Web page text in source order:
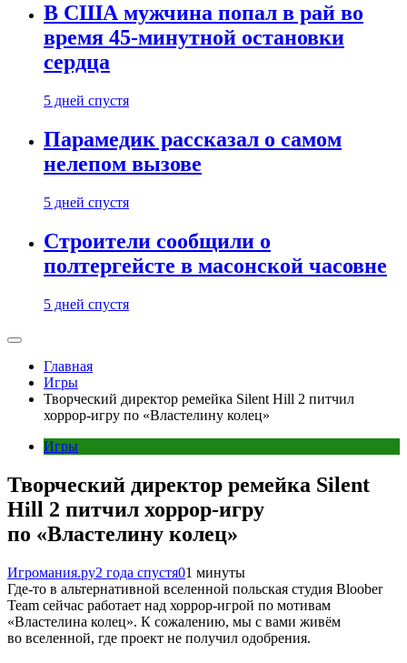
В США мужчина попал в рай во
время 45-минутной остановки
сердца
5 дней спустя
Парамедик рассказал о самом
нелепом вызове
5 дней спустя
Строители сообщили о
полтергейсте в масонской часовне
5 дней спустя
Главная
Игры
Творческий директор ремейка Silent Hill 2 питчил
хоррор-игру по «Властелину колец»
Игры
Творческий директор ремейка Silent
Hill 2 питчил хоррор-игру
по «Властелину колец»
Игромания.ру2 года спустя01 минуты
Где-то в альтернативной вселенной польская студия Bloober
Team сейчас работает над хоррор-игрой по мотивам
«Властелина колец». К сожалению, мы с вами живём
во вселенной, где проект не получил одобрения.